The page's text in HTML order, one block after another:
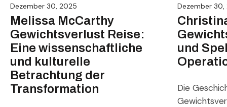
Dezember 30, 2025
Melissa McCarthy
Gewichtsverlust Reise:
Eine wissenschaftliche
und kulturelle
Betrachtung der
Transformation
Dezember 30,
und
Die